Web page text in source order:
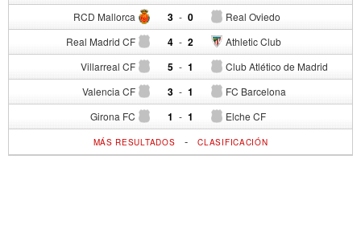
RCD Mallorca 3 - Real Oviedo
0
Real Madrid CF 4 - Athletic Club
2
Villarreal CF 5 - Club Atlético de Madrid
1
Valencia CF 3 - FC Barcelona
1
Girona FC 1 - Elche CF
1
MÁS RESULTADOS -CLASIFICACIÓN